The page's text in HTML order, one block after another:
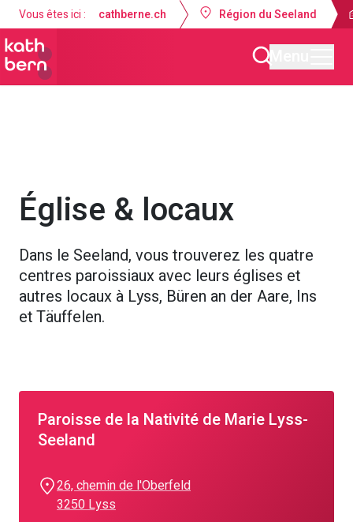
Vous êtes ici : cathberne.ch Région du Seeland
Église & locaux
Dans le Seeland, vous trouverez les quatre
centres paroissiaux avec leurs églises et
autres locaux à Lyss, Büren an der Aare, Ins
et Täuffelen.
Paroisse de la Nativité de Marie Lyss-
Seeland
26, chemin de l'Oberfeld
3250 Lyss